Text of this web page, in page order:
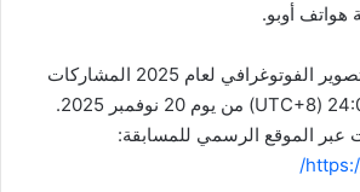
هواتف أوبو.
وتستقبل جوائز أوبو للتصوير الفوتوغرافي لعام 2025 المشاركات
عالمياً حتى الساعة 24:00 (UTC+8) من يوم 20 نوفمبر 2025.
عبر الموقع الرسمي للمسابقة: